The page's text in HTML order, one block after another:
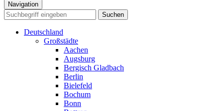
Navigation
Suchen
Deutschland
Großstädte
Aachen
Augsburg
Bergisch Gladbach
Berlin
Bielefeld
Bochum
Bonn